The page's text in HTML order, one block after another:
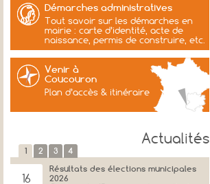
Démarches administratives
Tout savoir sur les démarches en
mairie : carte d’identité, acte de
naissance, permis de construire, etc.
Venir à
Coucouron
Plan d’accès & itinéraire
Actualités
16
Résultats des élections municipales
2026
1 2 3 4